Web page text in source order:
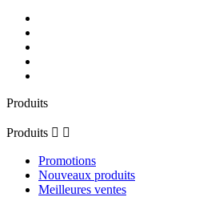
Produits
Produits  
Promotions
Nouveaux produits
Meilleures ventes